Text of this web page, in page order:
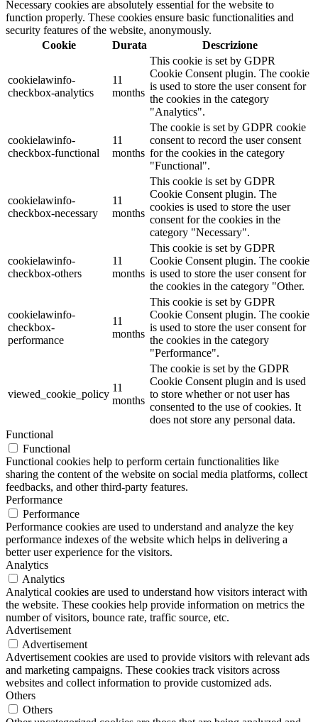
Necessary cookies are absolutely essential for the website to
function properly. These cookies ensure basic functionalities and
security features of the website, anonymously.
Cookie
Durata Descrizione
cookielawinfo-
checkbox-analytics
11
months
This cookie is set by GDPR
Cookie Consent plugin. The cookie
is used to store the user consent for
the cookies in the category
"Analytics".
cookielawinfo-
checkbox-functional
11
months
The cookie is set by GDPR cookie
consent to record the user consent
for the cookies in the category
"Functional".
cookielawinfo-
checkbox-necessary
11
months
This cookie is set by GDPR
Cookie Consent plugin. The
cookies is used to store the user
consent for the cookies in the
category "Necessary".
cookielawinfo-
checkbox-others
11
months
This cookie is set by GDPR
Cookie Consent plugin. The cookie
is used to store the user consent for
the cookies in the category "Other.
cookielawinfo-
checkbox-
performance
11
months
This cookie is set by GDPR
Cookie Consent plugin. The cookie
is used to store the user consent for
the cookies in the category
"Performance".
viewed_cookie_policy
11
months
The cookie is set by the GDPR
Cookie Consent plugin and is used
to store whether or not user has
consented to the use of cookies. It
does not store any personal data.
Functional
Functional
Functional cookies help to perform certain functionalities like
sharing the content of the website on social media platforms, collect
feedbacks, and other third-party features.
Performance
Performance
Performance cookies are used to understand and analyze the key
performance indexes of the website which helps in delivering a
better user experience for the visitors.
Analytics
Analytics
Analytical cookies are used to understand how visitors interact with
the website. These cookies help provide information on metrics the
number of visitors, bounce rate, traffic source, etc.
Advertisement
Advertisement
Advertisement cookies are used to provide visitors with relevant ads
and marketing campaigns. These cookies track visitors across
websites and collect information to provide customized ads.
Others
Others